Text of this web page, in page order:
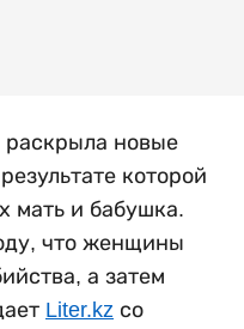
новые
которой
мать и бабушка.
что женщины
а затем
Liter.kz со